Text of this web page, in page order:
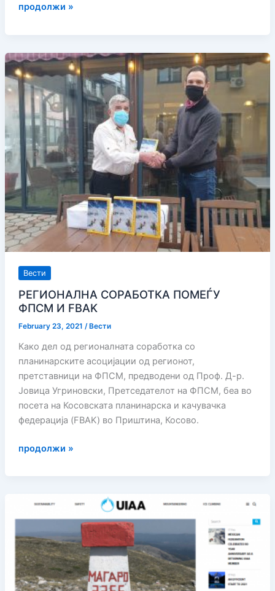
ЗА
ЕВРОПСКИ
ПЛАНИНАРСКИ
АСОЦИЈАЦИИ
продолжи »
Вести
РЕГИОНАЛНА СОРАБОТКА ПОМЕЃУ
ФПСМ И FBAK
February 23, 2021 /Вести
Како дел од регионалната соработка со
планинарските асоцијации од регионот,
претставници на ФПСМ, предводени од Проф. Д-р.
Јовица Угриновски, Претседателот на ФПСМ, беа во
посета на Косовската планинарска и качувачка
федерација (FBAK) во Приштина, Косово.
РЕГИОНАЛНА
FBAK
продолжи »